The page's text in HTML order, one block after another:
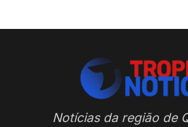
Notícias da região de